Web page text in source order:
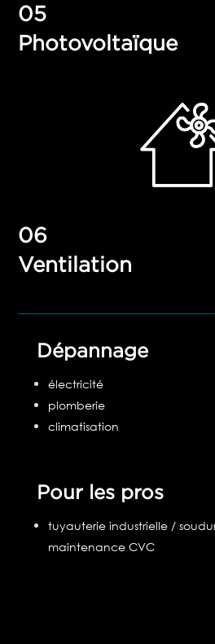
Photovoltaïque
Ventilation
Dépannage
électricité
plomberie
climatisation
Pour les pros
tuyauterie industrielle /
maintenance CVC